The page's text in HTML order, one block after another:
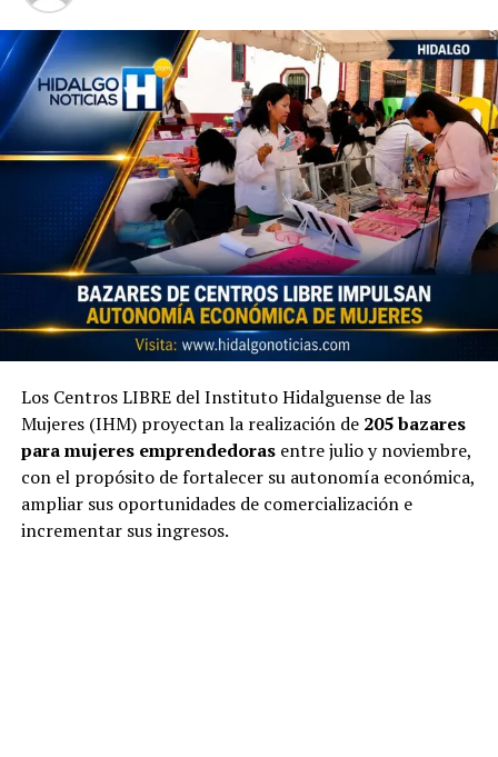
Los Centros LIBRE del Instituto Hidalguense de las
Mujeres (IHM) proyectan la realización de 205 bazares
para mujeres emprendedorasentre julio y noviembre,
con el propósito de fortalecer su autonomía económica,
ampliar sus oportunidades de comercialización e
incrementar sus ingresos.